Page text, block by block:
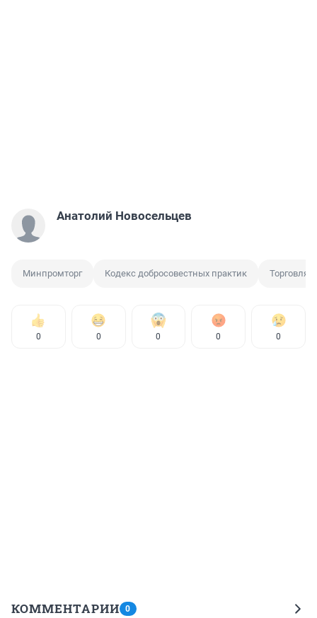
Анатолий Новосельцев
Минпромторг Кодекс добросовестных практик Торговля
0 0 0 0 0
КОММЕНТАРИИ 0